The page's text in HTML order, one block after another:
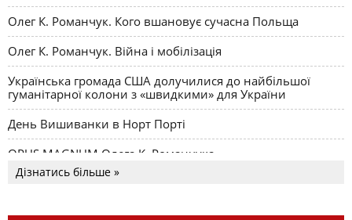
Олег К. Романчук. Кого вшановує сучасна Польща
Олег К. Романчук. Війна і мобілізація
Українська громада США долучилися до найбільшої
гуманітарної колони з «швидкими» для України
День Вишиванки в Норт Порті
OPUS MAGNUM Олега К. Романчука
Дізнатись більше »